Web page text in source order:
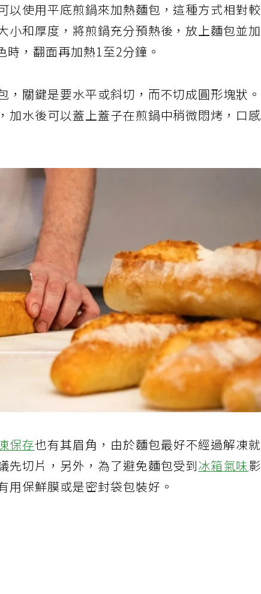
以使用平底煎鍋來加熱麵包，這種方式相對較
小和厚度，將煎鍋充分預熱後，放上麵包並加
，翻面再加熱1至2分鐘。
關鍵是要水平或斜切，而不切成圓形塊狀。
加水後可以蓋上蓋子在煎鍋中稍微悶烤，口感
保存也有其眉角，由於麵包最好不經過解凍就
先切片，另外，為了避免麵包受到冰箱氣味影
用保鮮膜或是密封袋包裝好。